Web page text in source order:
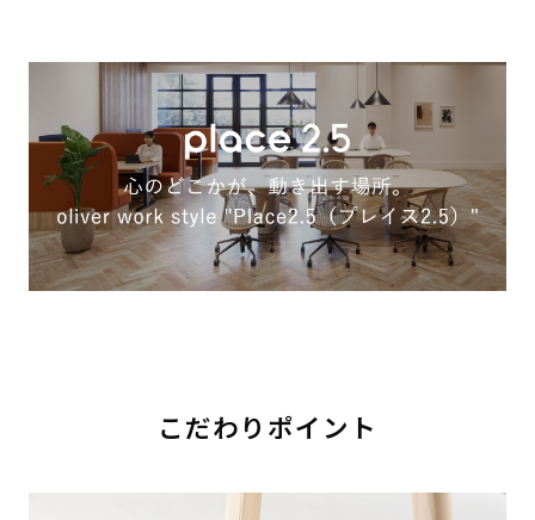
こだわりポイント